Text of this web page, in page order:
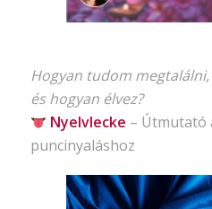
Hogyan tudom
és hogyan élvez?
Nyelvlecke – Útmutató
puncinyaláshoz